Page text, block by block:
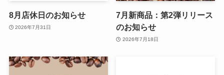
8月店休日のお知らせ
2026年7月31日
7月新商品：第2弾リリース
のお知らせ
2026年7月18日